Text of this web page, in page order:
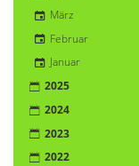
März
Februar
Januar
2025
2024
2023
2022